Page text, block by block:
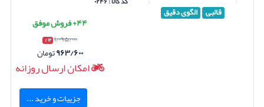
قالبی الگوی دقیق
۴۴+ فروش موفق
۱/۰۹۵/۰۰۰ ۱۲ %
۹۶۳/۶۰۰تومان
امکان ارسال روزانه
جزییات و خرید ...